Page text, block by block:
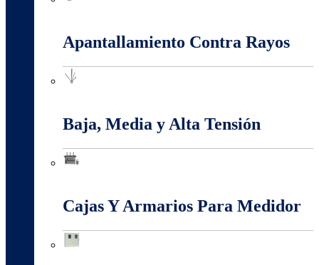
Apantallamiento Contra Rayos
Baja, Media y Alta Tensión
Cajas Y Armarios Para Medidor